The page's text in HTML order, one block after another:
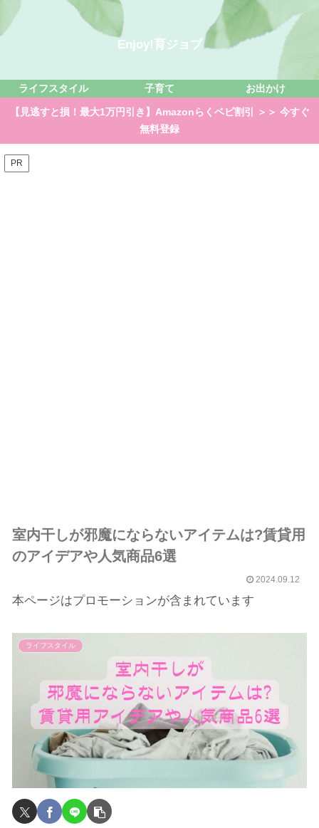
Enjoy!育ジョブ
ライフスタイル 子育て お出かけ
【見逃すと損！最大1万円引き】Amazonらくベビ割引 ＞＞ 今すぐ
無料登録
PR
室内干しが邪魔にならないアイテムは?賃貸用
のアイデアや人気商品6選
2024.09.12
本ページはプロモーションが含まれています
ライフスタイル